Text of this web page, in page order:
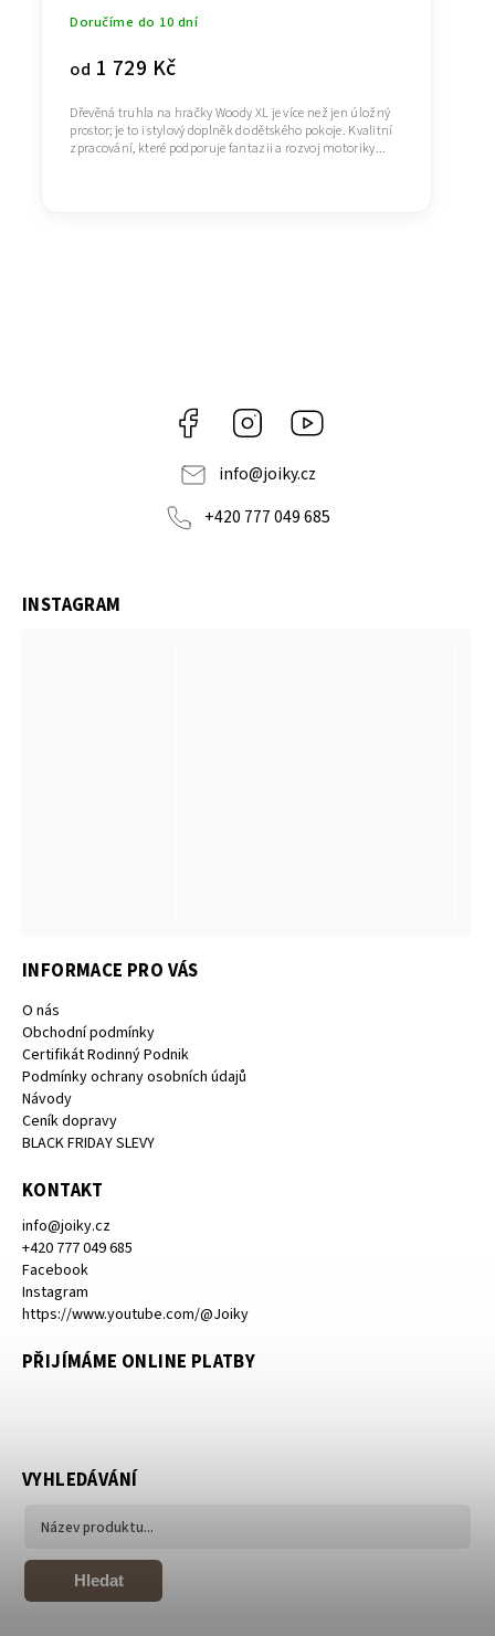
Doručíme do 10 dní
od 1 729 Kč
Dřevěná truhla na hračky Woody XL je více než jen úložný
prostor; je to i stylový doplněk do dětského pokoje. Kvalitní
zpracování, které podporuje fantazii a rozvoj motoriky...
Facebook Instagram
info@joiky.cz
+420 777 049 685
INFORMACE PRO VÁS
O nás
Obchodní podmínky
Certifikát Rodinný Podnik
Podmínky ochrany osobních údajů
Návody
Ceník dopravy
BLACK FRIDAY SLEVY
KONTAKT
info@joiky.cz
+420 777 049 685
Facebook
Instagram
https://www.youtube.com/@Joiky
PŘIJÍMÁME ONLINE PLATBY
INSTAGRAM
VYHLEDÁVÁNÍ
Hledat